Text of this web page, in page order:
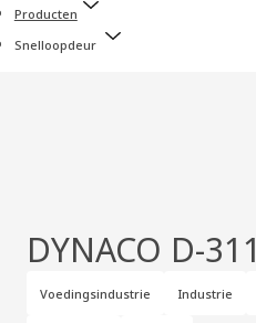
Producten
Snelloopdeur
DYNACO D-311
Voedingsindustrie Industrie